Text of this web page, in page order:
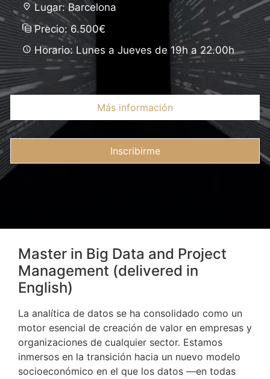
Lugar: Barcelona
Precio: 6.500€
Horario: Lunes a Jueves de 19h a 22.00h
Más información
Inscribirme
Master in Big Data and Project
Management (delivered in
English)
La analítica de datos se ha consolidado como un
motor esencial de creación de valor en empresas y
organizaciones de cualquier sector. Estamos
inmersos en la transición hacia un nuevo modelo
socioeconómico en el que los datos —en todas